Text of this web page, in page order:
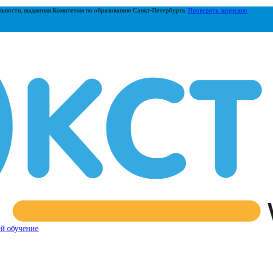
выданная Комитетом по образованию Санкт-Петербурга. Проверить лицензию
обучение